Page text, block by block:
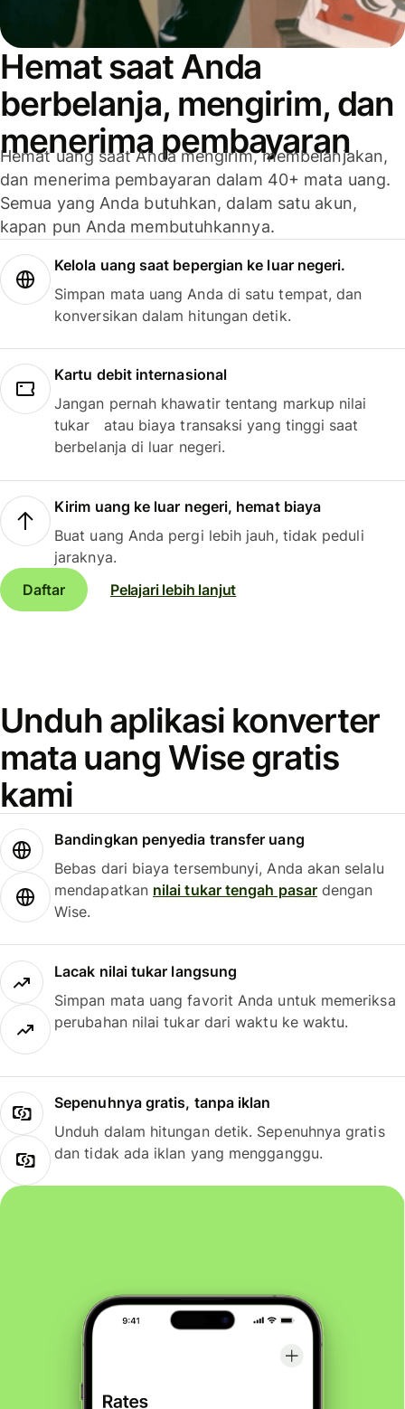
Hemat saat Anda
berbelanja, mengirim, dan
menerima pembayaran
Hemat uang saat Anda mengirim, membelanjakan,
dan menerima pembayaran dalam 40+ mata uang.
Semua yang Anda butuhkan, dalam satu akun,
kapan pun Anda membutuhkannya.
Kelola uang saat bepergian ke luar negeri.
Simpan mata uang Anda di satu tempat, dan
konversikan dalam hitungan detik.
Kartu debit internasional
Jangan pernah khawatir tentang markup nilai
tukar atau biaya transaksi yang tinggi saat
berbelanja di luar negeri.
Kirim uang ke luar negeri, hemat biaya
Buat uang Anda pergi lebih jauh, tidak peduli
jaraknya.
Daftar
Pelajari lebih lanjut
Unduh aplikasi konverter
mata uang Wise gratis
kami
Bandingkan penyedia transfer uang
Bebas dari biaya tersembunyi, Anda akan selalu
mendapatkan nilai tukar tengah pasardengan
Wise.
Lacak nilai tukar langsung
Simpan mata uang favorit Anda untuk memeriksa
perubahan nilai tukar dari waktu ke waktu.
Sepenuhnya gratis, tanpa iklan
Unduh dalam hitungan detik. Sepenuhnya gratis
dan tidak ada iklan yang mengganggu.